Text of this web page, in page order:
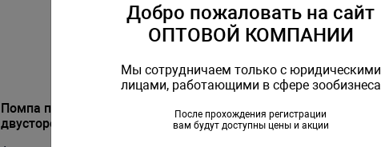
Помпа программируемая турбинная
двусторонняя Polario 22ML 18000-
Добро пожаловать на сайт
ОПТОВОЙ КОМПАНИИ
Мы сотрудничаем только с юридическими
лицами, работающими в сфере зообизнеса
После прохождения регистрации
вам будут доступны цены и акции